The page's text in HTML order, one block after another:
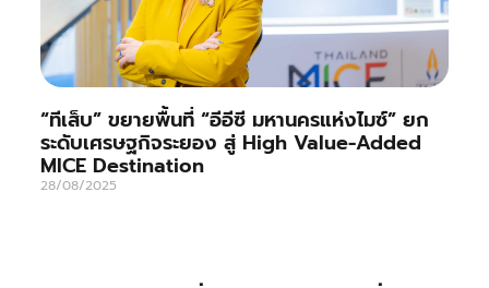
“ทีเส็บ” ขยายพื้นที่ “อีอีซี มหานครแห่งไมซ์” ยก
ระดับเศรษฐกิจระยอง สู่ High Value-Added
MICE Destination
28/08/2025